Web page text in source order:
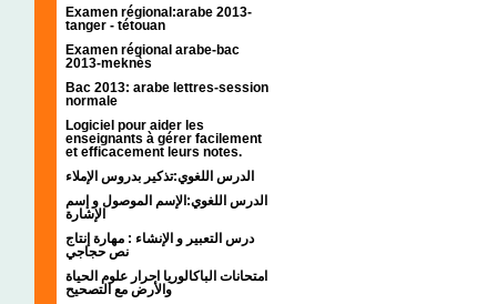
Examen régional:arabe 2013-
tanger - tétouan
Examen régional arabe-bac
2013-meknès
Bac 2013: arabe lettres-session
normale
Logiciel pour aider les
enseignants à gérer facilement
et efficacement leurs notes.
الدرس اللغوي:تذكير بدروس الإملاء
الدرس اللغوي:الإسم الموصول و إسم
الإشارة
درس التعبير و الإنشاء : مهارة إنتاج
نص حجاجي
امتحانات الباكالوريا احرار علوم الحياة
والأرض مع التصحيح